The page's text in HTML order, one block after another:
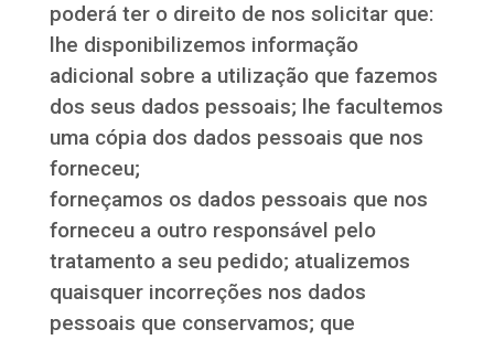
poderá ter o direito de nos solicitar que:
lhe disponibilizemos informação
adicional sobre a utilização que fazemos
dos seus dados pessoais; lhe facultemos
uma cópia dos dados pessoais que nos
forneceu;
forneçamos os dados pessoais que nos
forneceu a outro responsável pelo
tratamento a seu pedido; atualizemos
quaisquer incorreções nos dados
pessoais que conservamos; que